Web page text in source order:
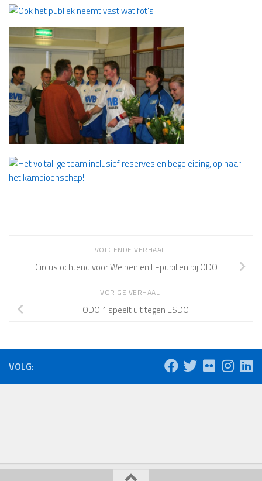
VOLGENDE VERHAAL
Circus ochtend voor Welpen en F-pupillen bij ODO
VORIGE VERHAAL
ODO 1 speelt uit tegen ESDO
VOLG: